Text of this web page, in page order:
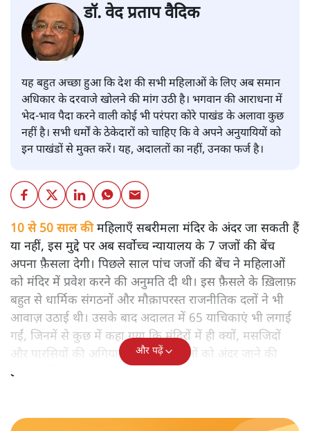
डॉ. वेद प्रताप वैदिक
यह बहुत अच्छा हुआ कि देश की सभी महिलाओं के लिए अब समान
अधिकार के दरवाजे खोलने की मांग उठी है। भगवान की आराधना में
भेद-भाव पैदा करने वाली कोई भी परंपरा कोरे पाखंड के अलावा कुछ
नहीं है। सभी धर्मों के ठेकेदारों को चाहिए कि वे अपने अनुयायियों को
इन पाखंडों से मुक्त करें। यह, अदालतों का नहीं, उनका फर्ज है।
10 से 50 साल कीमहिलाएँ सबरीमला मंदिर के अंदर जा सकती हैं
या नहीं, इस मुद्दे पर अब सर्वोच्च न्यायालय के 7 जजों की बेंच
अपना फ़ैसला देगी। पिछले साल पांच जजों की बेंच ने महिलाओं
को मंदिर में प्रवेश करने की अनुमति दी थी। इस फ़ैसले के ख़िलाफ़
बहुत से धार्मिक संगठनों और मौक़ापरस्त राजनीतिक दलों ने भी
आवाज़ उठाई थी। उसके बाद अदालत में 65 याचिकाएं भी लगाई
गईं, जिनमें से कुछ में कहा गया कि मंदिरों में ही क्यों, मसजिदों
और पारसियों की अगियारी में भी महिलाओं को अंदर जाने की
इजाजत मिलनी चाहिए।
और पढ़ें